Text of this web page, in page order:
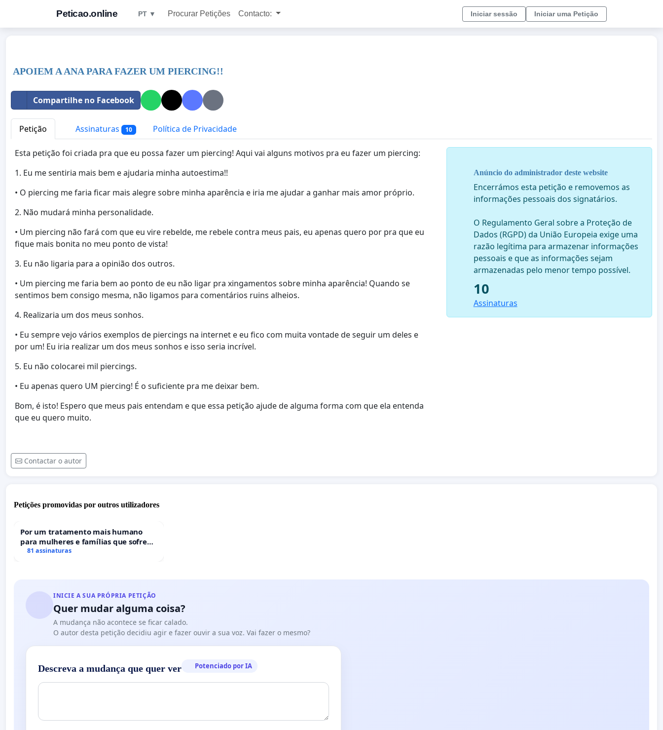
Peticao.online PT ▼ Procurar Petições Contacto: Iniciar sessão Iniciar uma Petição
APOIEM A ANA PARA FAZER UM PIERCING!!
Compartilhe no Facebook
Petição Assinaturas 10 Política de Privacidade
Esta petição foi criada pra que eu possa fazer um piercing! Aqui vai alguns motivos pra eu fazer um piercing:
1. Eu me sentiria mais bem e ajudaria minha autoestima!!
• O piercing me faria ficar mais alegre sobre minha aparência e iria me ajudar a ganhar mais amor próprio.
2. Não mudará minha personalidade.
• Um piercing não fará com que eu vire rebelde, me rebele contra meus pais, eu apenas quero por pra que eu
fique mais bonita no meu ponto de vista!
3. Eu não ligaria para a opinião dos outros.
• Um piercing me faria bem ao ponto de eu não ligar pra xingamentos sobre minha aparência! Quando se
sentimos bem consigo mesma, não ligamos para comentários ruins alheios.
4. Realizaria um dos meus sonhos.
• Eu sempre vejo vários exemplos de piercings na internet e eu fico com muita vontade de seguir um deles e
por um! Eu iria realizar um dos meus sonhos e isso seria incrível.
5. Eu não colocarei mil piercings.
• Eu apenas quero UM piercing! É o suficiente pra me deixar bem.
Bom, é isto! Espero que meus pais entendam e que essa petição ajude de alguma forma com que ela entenda
que eu quero muito.
Contactar o autor
Anúncio do administrador deste website
Encerrámos esta petição e removemos as
informações pessoais dos signatários.
O Regulamento Geral sobre a Proteção de
Dados (RGPD) da União Europeia exige uma
razão legítima para armazenar informações
pessoais e que as informações sejam
armazenadas pelo menor tempo possível.
10
Assinaturas
Petições promovidas por outros utilizadores
Por um tratamento mais humano
para mulheres e famílias que sofrem
uma perda gestacional nos hospitais
81 assinaturas
INICIE A SUA PRÓPRIA PETIÇÃO
Quer mudar alguma coisa?
A mudança não acontece se ficar calado.
O autor desta petição decidiu agir e fazer ouvir a sua voz. Vai fazer o mesmo?
Descreva a mudança que quer ver Potenciado por IA